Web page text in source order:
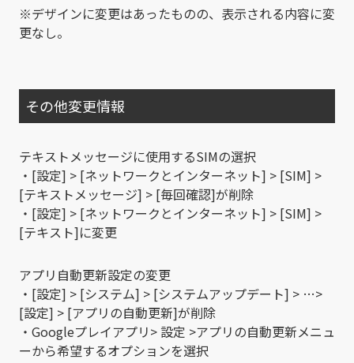
※デザインに変更はあったものの、表示される内容に変
更なし。
その他変更情報
テキストメッセージに使用するSIMの選択
・[設定] > [ネットワークとインターネット] > [SIM] >
[テキストメッセージ] > [毎回確認]が削除
・[設定] > [ネットワークとインターネット] > [SIM] >
[テキスト]に変更
アプリ自動更新設定の変更
・[設定] > [システム] > [システムアップデート] > …>
[設定] > [アプリの自動更新]が削除
・Googleプレイアプリ> 設定 >アプリの自動更新メニュ
ーから希望するオプションを選択